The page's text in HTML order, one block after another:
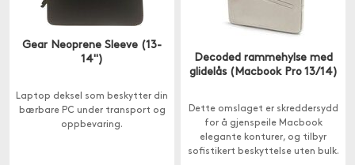
Gear Neoprene Sleeve (13-
14")
Laptop deksel som beskytter din
bærbare PC under transport og
oppbevaring.
Decoded rammehylse med
glidelås (Macbook Pro 13/14)
Dette omslaget er skreddersydd
for å gjenspeile Macbook
elegante konturer, og tilbyr
sofistikert beskyttelse uten bulk.